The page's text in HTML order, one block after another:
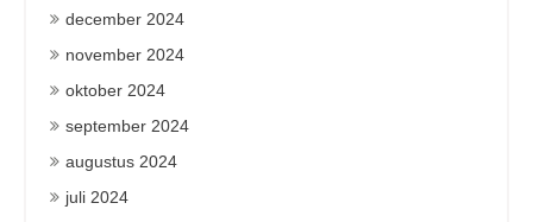
december 2024
november 2024
oktober 2024
september 2024
augustus 2024
juli 2024